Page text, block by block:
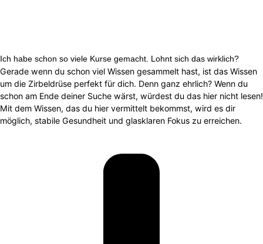
Ich habe schon so viele Kurse gemacht. Lohnt sich das wirklich?
Gerade wenn du schon viel Wissen gesammelt hast, ist das Wissen
um die Zirbeldrüse perfekt für dich. Denn ganz ehrlich? Wenn du
schon am Ende deiner Suche wärst, würdest du das hier nicht lesen!
Mit dem Wissen, das du hier vermittelt bekommst, wird es dir
möglich, stabile Gesundheit und glasklaren Fokus zu erreichen.